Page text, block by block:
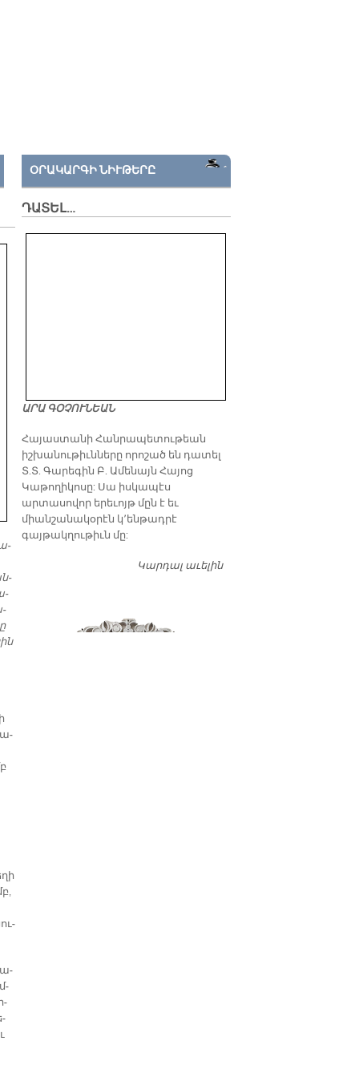
ա­
ՕՐԱԿԱՐԳԻ ՆԻՒԹԵՐԸ
ԴԱՏԵԼ…
ԱՐԱ ԳՕՉՈՒՆԵԱՆ
​Հայաստանի Հանրապետութեան
իշխանութիւնները որոշած են դատել
Տ.Տ. Գարեգին Բ. Ամենայն Հայոց
Կաթողիկոսը: Սա իսկապէս
արտասովոր երեւոյթ մըն է եւ
միանշանակօրէն կ՚ենթադրէ
գայթակղութիւն մը:
Կարդալ աւելինԴատել…